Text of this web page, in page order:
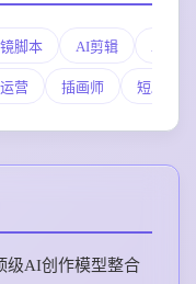
脚本 AI剪辑 AI配
营 插画师 短剧创
级AI创作模型整合